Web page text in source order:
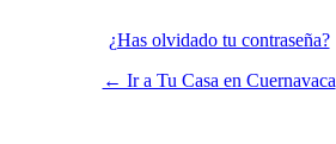
¿Has olvidado tu contraseña?
← Ir a Tu Casa en Cuernavaca